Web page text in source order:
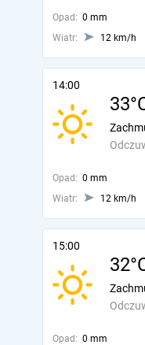
Opad: 0 mm
Wiatr:
12 km/h
14:00
Opad: 0 mm
Wiatr:
12 km/h
15:00
Opad: 0 mm